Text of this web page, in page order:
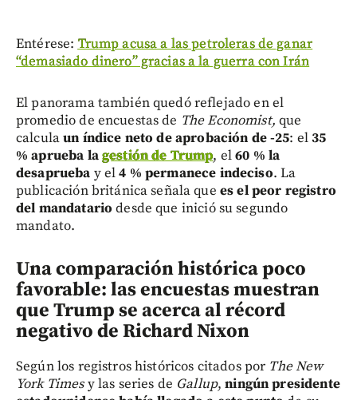
Entérese:Trump acusa a las petroleras de ganar
“demasiado dinero” gracias a la guerra con Irán
El panorama también quedó reflejado en el
promedio de encuestas de The Economist, que
calculaun índice neto de aprobación de -25: el35
% aprueba lagestión de Trump, el60 % la
desaprueba y el4 % permanece indeciso. La
publicación británica señala que es el peor registro
del mandatariodesde que inició su segundo
mandato.
Una comparación histórica poco
favorable: las encuestas muestran
que Trump se acerca al récord
negativo de Richard Nixon
Según los registros históricos citados por The New
York Timesy las series de Gallup,ningún presidente